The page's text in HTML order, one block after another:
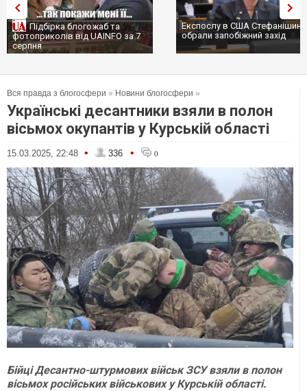
Підбірка блогожаб та
фотоприколів від UAINFO за 7
серпня
Експослу в США
обрали запобіжний захід
Вся правда з блогосфери » Новини блогосфери »
Українські десантники взяли в полон
вісьмох окупантів у Курській області
15.03.2025, 22:48 • 336 • 0
Бійці Десантно-штурмових військ ЗСУ взяли в полон
вісьмох російських військових у Курській області.